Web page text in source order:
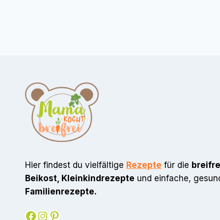
Hier findest du vielfältige Rezepte für die
Beikost, Kleinkindrezepte und einfache,
Familienrezepte.
Facebook
Instagram
Pinterest